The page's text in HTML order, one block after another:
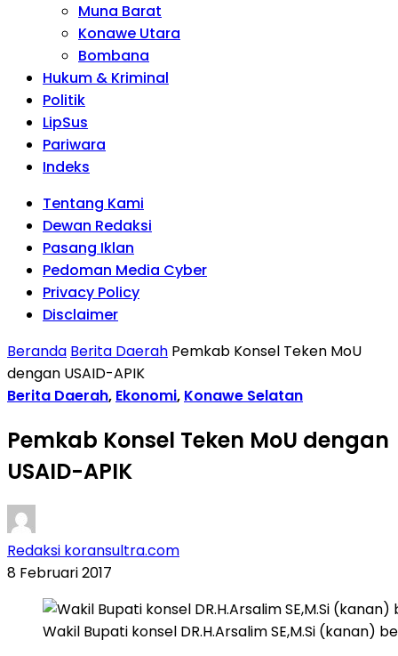
Muna Barat
Konawe Utara
Bombana
Hukum & Kriminal
Politik
LipSus
Pariwara
Indeks
Tentang Kami
Dewan Redaksi
Pasang Iklan
Pedoman Media Cyber
Privacy Policy
Disclaimer
Beranda Berita Daerah Pemkab Konsel Teken MoU
dengan USAID-APIK
Berita Daerah, Ekonomi, Konawe Selatan
Pemkab Konsel Teken MoU dengan
USAID-APIK
Redaksi koransultra.com
8 Februari 2017
Wakil Bupati konsel DR.H.Arsalim SE,M.Si